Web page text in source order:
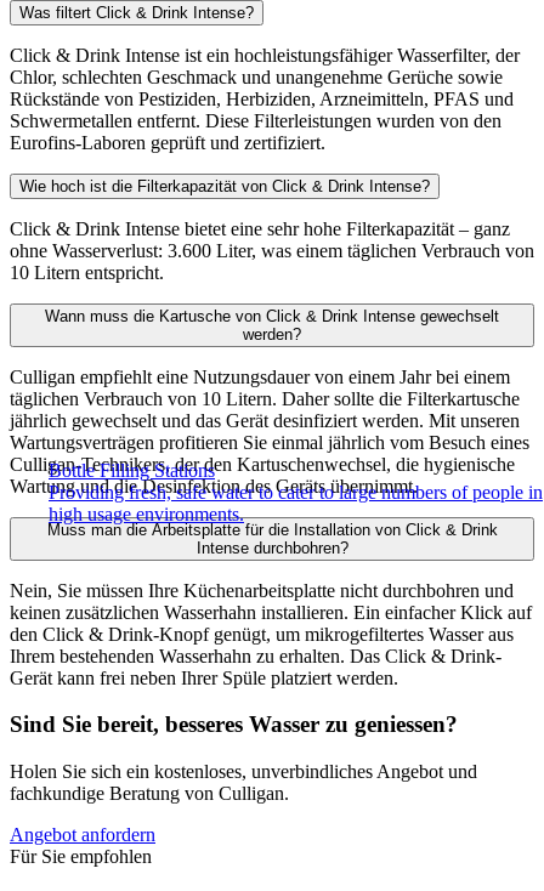
Bottle Filling Stations
Providing fresh, safe water to cater to large numbers of people in
high usage environments.
Was filtert Click & Drink Intense?
Click & Drink Intense ist ein hochleistungsfähiger Wasserfilter, der
Chlor, schlechten Geschmack und unangenehme Gerüche sowie
Rückstände von Pestiziden, Herbiziden, Arzneimitteln, PFAS und
Schwermetallen entfernt. Diese Filterleistungen wurden von den
Eurofins-Laboren geprüft und zertifiziert.
Wie hoch ist die Filterkapazität von Click & Drink Intense?
Click & Drink Intense bietet eine sehr hohe Filterkapazität – ganz
ohne Wasserverlust: 3.600 Liter, was einem täglichen Verbrauch von
10 Litern entspricht.
Wann muss die Kartusche von Click & Drink Intense gewechselt
werden?
Culligan empfiehlt eine Nutzungsdauer von einem Jahr bei einem
täglichen Verbrauch von 10 Litern. Daher sollte die Filterkartusche
jährlich gewechselt und das Gerät desinfiziert werden. Mit unseren
Wartungsverträgen profitieren Sie einmal jährlich vom Besuch eines
Culligan-Technikers, der den Kartuschenwechsel, die hygienische
Wartung und die Desinfektion des Geräts übernimmt.
Muss man die Arbeitsplatte für die Installation von Click & Drink
Intense durchbohren?
Nein, Sie müssen Ihre Küchenarbeitsplatte nicht durchbohren und
keinen zusätzlichen Wasserhahn installieren. Ein einfacher Klick auf
den Click & Drink-Knopf genügt, um mikrogefiltertes Wasser aus
Ihrem bestehenden Wasserhahn zu erhalten. Das Click & Drink-
Gerät kann frei neben Ihrer Spüle platziert werden.
Sind Sie bereit, besseres Wasser zu geniessen?
Holen Sie sich ein kostenloses, unverbindliches Angebot und
fachkundige Beratung von Culligan.
Angebot anfordern
Für Sie empfohlen